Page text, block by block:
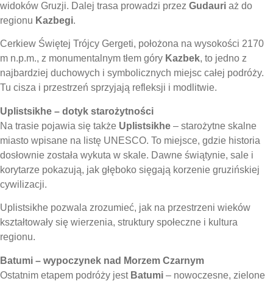
widoków Gruzji. Dalej trasa prowadzi przez Gudauri aż do
regionu Kazbegi.
Cerkiew Świętej Trójcy Gergeti, położona na wysokości 2170
m n.p.m., z monumentalnym tłem góry Kazbek, to jedno z
najbardziej duchowych i symbolicznych miejsc całej podróży.
Tu cisza i przestrzeń sprzyjają refleksji i modlitwie.
Uplistsikhe – dotyk starożytności
Na trasie pojawia się także Uplistsikhe – starożytne skalne
miasto wpisane na listę UNESCO. To miejsce, gdzie historia
dosłownie została wykuta w skale. Dawne świątynie, sale i
korytarze pokazują, jak głęboko sięgają korzenie gruzińskiej
cywilizacji.
Uplistsikhe pozwala zrozumieć, jak na przestrzeni wieków
kształtowały się wierzenia, struktury społeczne i kultura
regionu.
Batumi – wypoczynek nad Morzem Czarnym
Ostatnim etapem podróży jest Batumi – nowoczesne, zielone